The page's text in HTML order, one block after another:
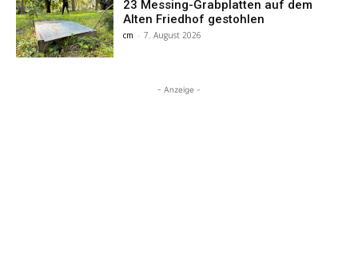
23 Messing-Grabplatten auf dem
Alten Friedhof gestohlen
cm - 7. August 2026
- Anzeige -